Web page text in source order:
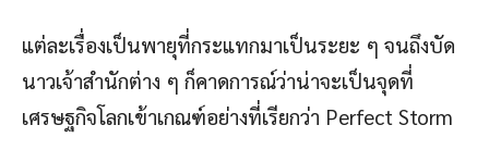
แต่ละเรื่องเป็นพายุที่กระแทกมาเป็นระยะ ๆ จนถึงบัด
นาวเจ้าสำนักต่าง ๆ ก็คาดการณ์ว่าน่าจะเป็นจุดที่
เศรษฐกิจโลกเข้าเกณฑ์อย่างที่เรียกว่า Perfect Storm